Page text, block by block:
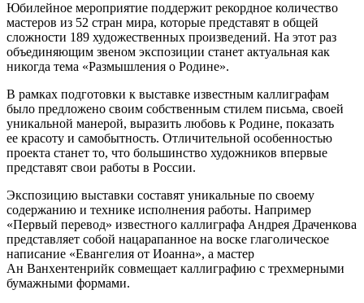
Юбилейное мероприятие поддержит рекордное количество
мастеров из 52 стран мира, которые представят в общей
сложности 189 художественных произведений. На этот раз
объединяющим звеном экспозиции станет актуальная как
никогда тема «Размышления о Родине».
В рамках подготовки к выставке известным каллиграфам
было предложено своим собственным стилем письма, своей
уникальной манерой, выразить любовь к Родине, показать
ее красоту и самобытность. Отличительной особенностью
проекта станет то, что большинство художников впервые
представят свои работы в России.
Экспозицию выставки составят уникальные по своему
содержанию и технике исполнения работы. Например
«Первый перевод» известного каллиграфа Андрея Драченкова
представляет собой нацарапанное на воске глаголическое
написание «Евангелия от Иоанна», а мастер
Ан Ванхентенрийк совмещает каллиграфию с трехмерными
бумажными формами.